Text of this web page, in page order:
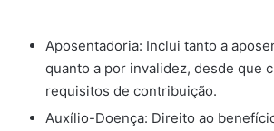
Aposentadoria: Inclui tanto a
quanto a por invalidez, desde que
requisitos de contribuição.
Auxílio-Doença: Direito ao